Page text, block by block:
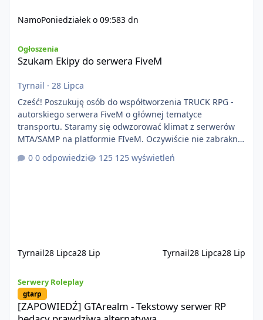
NamoPoniedziałek o 09:583 dn
Ogłoszenia
Szukam Ekipy do serwera FiveM
Tyrnail · 28 Lipca
Cześć! Poszukuję osób do współtworzenia TRUCK RPG -
autorskiego serwera FiveM o głównej tematyce
transportu. Staramy się odwzorować klimat z serwerów
MTA/SAMP na platformie FIveM. Oczywiście nie zabraknie
kontentu dla graczy którzy chcą robić coś innego niż
jeździć ciężarówką. Projekt tworzony jest od podstaw z
0 odpowiedzi 125 wyświetleń
Tyrnail28 Lipca28 Lip Tyrnail28 Lipca28 Lip
Serwery Roleplay
gtarp
[ZAPOWIEDŹ] GTArealm - Tekstowy serwer RP